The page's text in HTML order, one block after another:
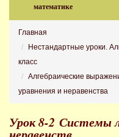
математике
Главная
Нестандартные уроки.
класс
Алгебраические
уравнения и неравенства
Урок 8-2 Системы